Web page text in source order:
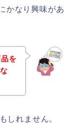
かなり興味があ
を
しれません。